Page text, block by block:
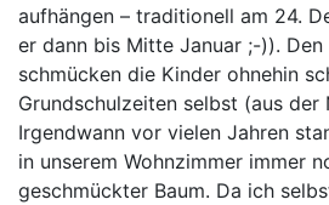
aufhängen – traditionell am 24.
er dann bis Mitte Januar ;-)). Den
schmücken die Kinder ohnehin
Grundschulzeiten selbst (aus der
Irgendwann vor vielen Jahren
in unserem Wohnzimmer immer
geschmückter Baum. Da ich